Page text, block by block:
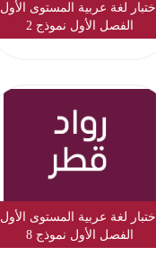
اختبار لغة عربية المستوى الأول
الفصل الأول نموذج 2
اختبار لغة عربية المستوى الأول
الفصل الأول نموذج 8